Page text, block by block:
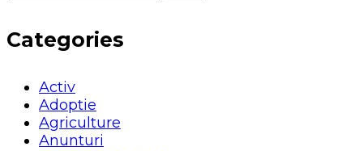
Categories
Activ
Adoptie
Agriculture
Anunturi